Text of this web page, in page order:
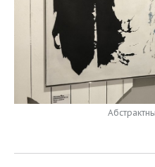
ЭНЕРГЕТИКА
ТРАНСПОРТ
УСЛУГИ
МЕДИА
ТЕЛЕКОММУНИКАЦИИ
НОВОСТИ
ВЫЕЗДНАЯ РЕДАКЦИЯ
БИЗНЕС-БРАНЧИ
ONLINE-КОНФЕРЕНЦИИ
НОВОСТИ СПОРТА
ОБЩЕСТВО
НОВОСТИ ОБЩЕСТВА
ФОТОГАЛЕРЕЯ